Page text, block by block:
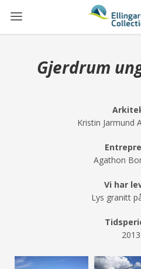
Gjerdrum
Kristin Jarmund
Agathon
Vi har
Lys granitt
2013